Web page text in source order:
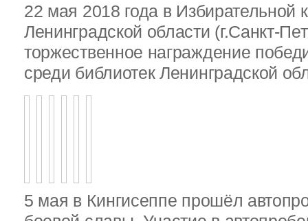
22 мая 2018 года в Избирательной
Ленинградской области (г.Санкт-
торжественное награждение
среди библиотек Ленинградской
5 мая в Кингисеппе прошёл